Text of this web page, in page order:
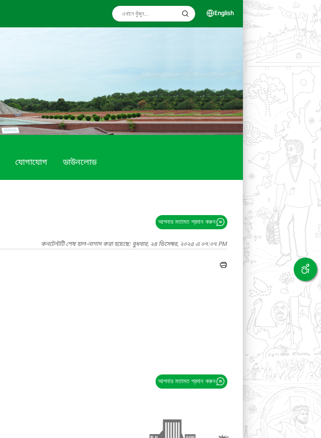
English
যোগাযোগ ডাউনলোড
আপনার মতামত প্রদান করুন
কনটেন্টটি শেষ হাল-নাগাদ করা হয়েছে: বুধবার, ২৪ ডিসেম্বর, ২০২৫ এ ০৭:০৭ PM
আপনার মতামত প্রদান করুন